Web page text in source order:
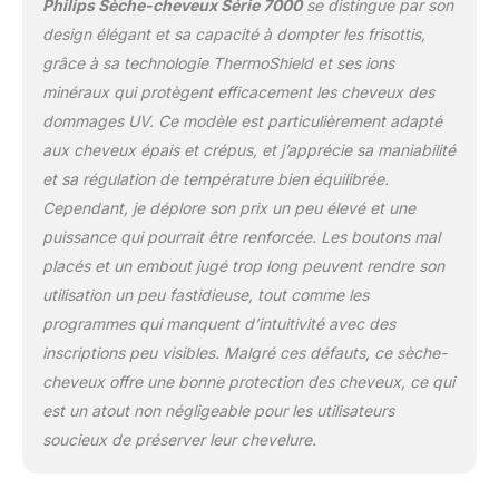
W surpasse un sèche-
cheveux de 2 300 W³
Les ions aqueux
tandis que les ions
minéraux distribués par
le sèche-cheveux
réduisent les dommages
de surface causés par
les UV⁴, pour des
cheveux lisses et faciles
à styliser Obtenez des
cheveux 60 % plus
brillants⁵ grâce au mode
chaud/froid : cette
fonctionnalité intelligente
fournit un air équilibré
entre le chaud et le froid
la brillance des cheveux
Philips Sèche-cheveux Série 7000se distingue par son
design élégant et sa capacité à dompter les frisottis,
grâce à sa technologie ThermoShield et ses ions
minéraux qui protègent efficacement les cheveux des
dommages UV. Ce modèle est particulièrement adapté
aux cheveux épais et crépus, et j’apprécie sa maniabilité
et sa régulation de température bien équilibrée.
Cependant, je déplore son prix un peu élevé et une
puissance qui pourrait être renforcée. Les boutons mal
placés et un embout jugé trop long peuvent rendre son
utilisation un peu fastidieuse, tout comme les
programmes qui manquent d’intuitivité avec des
inscriptions peu visibles. Malgré ces défauts, ce sèche-
cheveux offre une bonne protection des cheveux, ce qui
est un atout non négligeable pour les utilisateurs
soucieux de préserver leur chevelure.